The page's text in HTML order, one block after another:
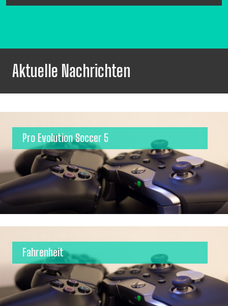
Aktuelle Nachrichten
Pro Evolution Soccer 5
Fahrenheit